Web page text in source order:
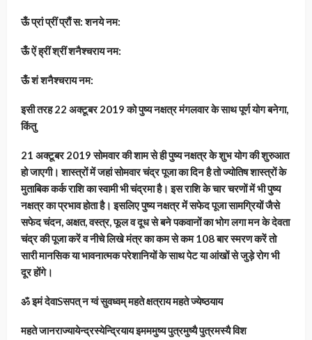
ऊँ प्रां प्रीं प्रौं स: शनये नम:
ऊँ ऐं ह्रीं श्रीं शनैश्चराय नम:
ऊँ शं शनैश्चराय नम:
इसी तरह 22 अक्टूबर 2019 को पुष्य नक्षत्र मंगलवार के साथ पूर्ण योग बनेगा,
किंतु
21 अक्टूबर 2019 सोमवार की शाम से ही पुष्य नक्षत्र के शुभ योग की शुरुआत
हो जाएगी। शास्त्रों में जहां सोमवार चंद्र पूजा का दिन है तो ज्योतिष शास्त्रों के
मुताबिक कर्क राशि का स्वामी भी चंद्रमा है। इस राशि के चार चरणों में भी पुष्य
नक्षत्र का प्रभाव होता है। इसलिए पुष्य नक्षत्र में सफेद पूजा सामग्रियों जैसे
सफेद चंदन, अक्षत, वस्त्र, फूल व दूध से बने पकवानों का भोग लगा मन के देवता
चंद्र की पूजा करें व नीचे लिखे मंत्र का कम से कम 108 बार स्मरण करें तो
सारी मानसिक या भावनात्मक परेशानियों के साथ पेट या आंखों से जुड़े रोग भी
दूर होंगे।
ॐ इमं देवाSसपत् न ग्वं सुवध्वम् महते क्षत्राय महते ज्येष्ठयाय
महते जानराज्यायेन्द्रस्येन्द्रियाय इमममुष्य पुत्रमुष्यै पुत्रमस्यै विश